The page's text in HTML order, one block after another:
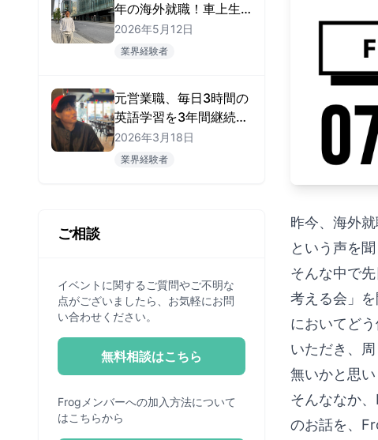
年の海外就職！車上生
活を経て、データエン
ジニアとして掴んだ海
2026年5月12日
業界経験者
元営業職、毎日3時間の
英語学習を3年間継続！
カレッジ卒業前にバン
クーバーのAI企業に就
2026年3月18日
業界経験者
ご相談
イベントに関するご質問やご不明な
点がございましたら、お気軽にお問
い合わせください。
無料相談はこちら
Frogメンバーへの加入方法について
はこちらから
昨今、海外
という声を
そんな中で
考える会 」
においてど
いただき、
無いかと思い
そんななか
のお話を、